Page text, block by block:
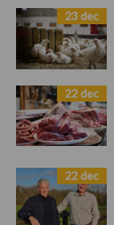
23 dec
22 dec
22 dec